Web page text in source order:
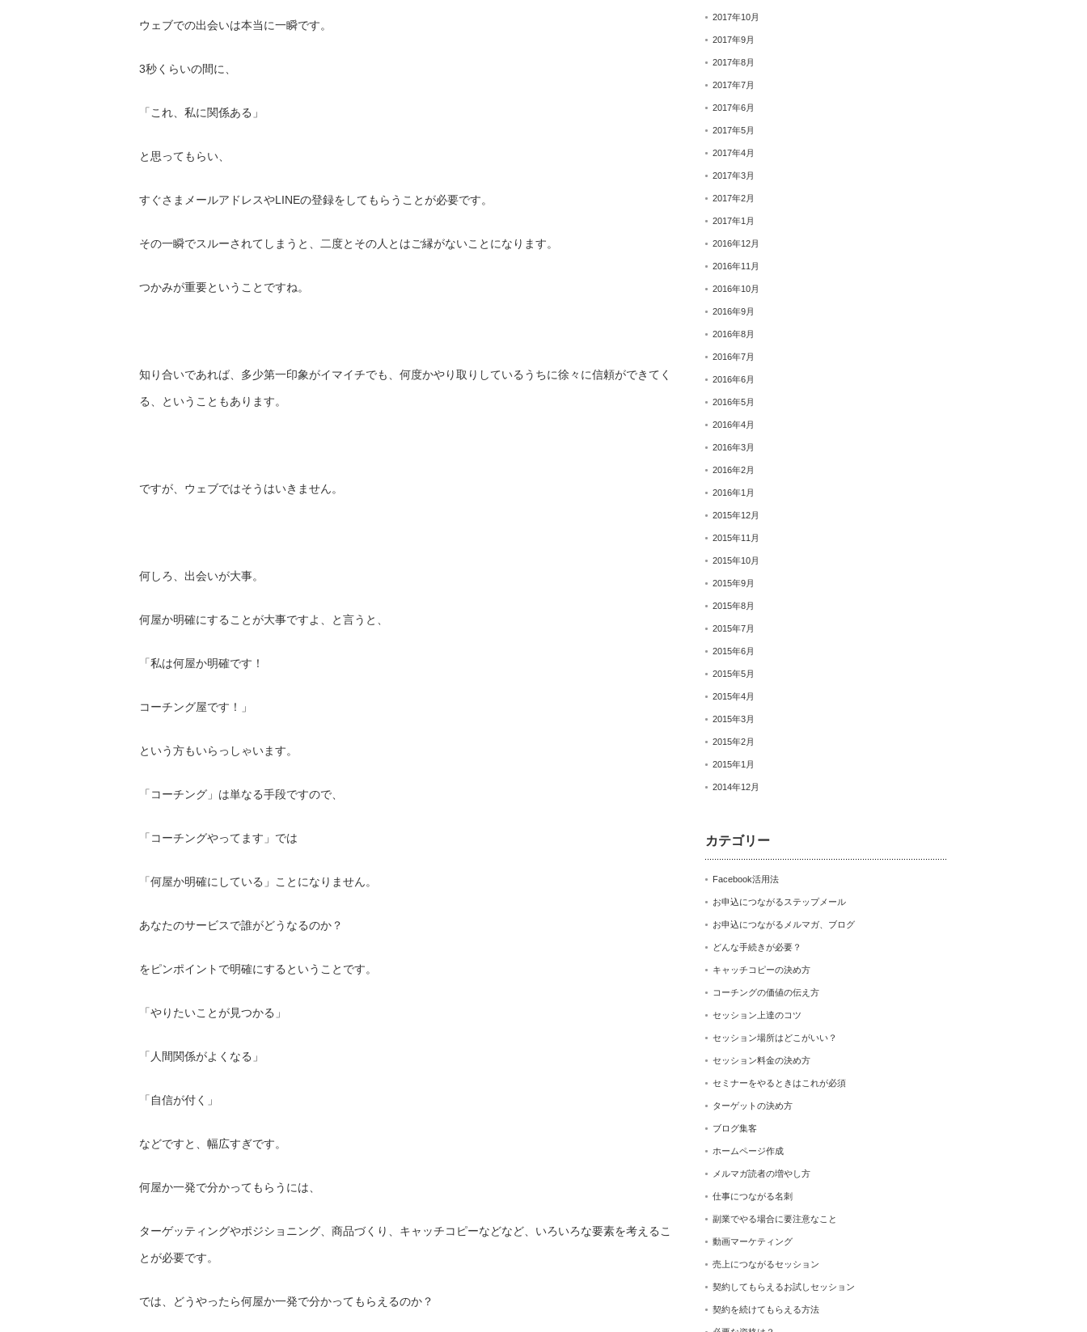
ウェブでの出会いは本当に一瞬です。
3秒くらいの間に、
「これ、私に関係ある」
と思ってもらい、
すぐさまメールアドレスやLINEの登録をしてもらうことが必要です。
その一瞬でスルーされてしまうと、 二度とその人とはご縁がないことになります。
つかみが重要ということですね。
知り合いであれば、多少第一印象がイマイチでも、 何度かやり取りしているうちに徐々に信頼ができてく
る、 ということもあります。
ですが、ウェブではそうはいきません。
何しろ、出会いが大事。
何屋か明確にすることが大事ですよ、と言うと、
「私は何屋か明確です！
コーチング屋です！」
という方もいらっしゃいます。
「コーチング」は単なる手段ですので、
「コーチングやってます」では
「何屋か明確にしている」ことになりません。
あなたのサービスで誰がどうなるのか？
をピンポイントで明確にするということです。
「やりたいことが見つかる」
「人間関係がよくなる」
「自信が付く」
などですと、幅広すぎです。
何屋か一発で分かってもらうには、
ターゲッティングやポジショニング、商品づくり、 キャッチコピーなどなど、 いろいろな要素を考えるこ
とが必要です。
では、どうやったら何屋か一発で分かってもらえるのか？
2017年10月
2017年9月
2017年8月
2017年7月
2017年6月
2017年5月
2017年4月
2017年3月
2017年2月
2017年1月
2016年12月
2016年11月
2016年10月
2016年9月
2016年8月
2016年7月
2016年6月
2016年5月
2016年4月
2016年3月
2016年2月
2016年1月
2015年12月
2015年11月
2015年10月
2015年9月
2015年8月
2015年7月
2015年6月
2015年5月
2015年4月
2015年3月
2015年2月
2015年1月
2014年12月
カテゴリー
Facebook活用法
お申込につながるステップメール
お申込につながるメルマガ、ブログ
どんな手続きが必要？
キャッチコピーの決め方
コーチングの価値の伝え方
セッション上達のコツ
セッション場所はどこがいい？
セッション料金の決め方
セミナーをやるときはこれが必須
ターゲットの決め方
ブログ集客
ホームページ作成
メルマガ読者の増やし方
仕事につながる名刺
副業でやる場合に要注意なこと
動画マーケティング
売上につながるセッション
契約してもらえるお試しセッション
契約を続けてもらえる方法